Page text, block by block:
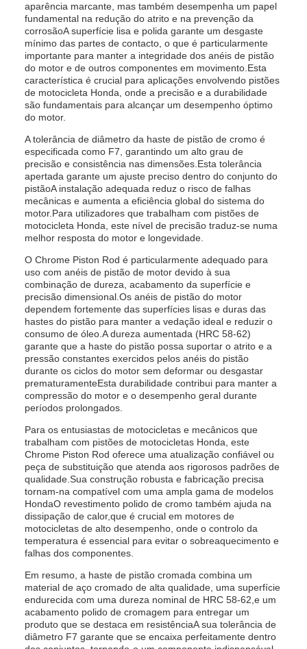
aparência marcante, mas também desempenha um papel
fundamental na redução do atrito e na prevenção da
corrosãoA superfície lisa e polida garante um desgaste
mínimo das partes de contacto, o que é particularmente
importante para manter a integridade dos anéis de pistão
do motor e de outros componentes em movimento.Esta
característica é crucial para aplicações envolvendo pistões
de motocicleta Honda, onde a precisão e a durabilidade
são fundamentais para alcançar um desempenho óptimo
do motor.
A tolerância de diâmetro da haste de pistão de cromo é
especificada como F7, garantindo um alto grau de
precisão e consistência nas dimensões.Esta tolerância
apertada garante um ajuste preciso dentro do conjunto do
pistãoA instalação adequada reduz o risco de falhas
mecânicas e aumenta a eficiência global do sistema do
motor.Para utilizadores que trabalham com pistões de
motocicleta Honda, este nível de precisão traduz-se numa
melhor resposta do motor e longevidade.
O Chrome Piston Rod é particularmente adequado para
uso com anéis de pistão de motor devido à sua
combinação de dureza, acabamento da superfície e
precisão dimensional.Os anéis de pistão do motor
dependem fortemente das superfícies lisas e duras das
hastes do pistão para manter a vedação ideal e reduzir o
consumo de óleo.A dureza aumentada (HRC 58-62)
garante que a haste do pistão possa suportar o atrito e a
pressão constantes exercidos pelos anéis do pistão
durante os ciclos do motor sem deformar ou desgastar
prematuramenteEsta durabilidade contribui para manter a
compressão do motor e o desempenho geral durante
períodos prolongados.
Para os entusiastas de motocicletas e mecânicos que
trabalham com pistões de motocicletas Honda, este
Chrome Piston Rod oferece uma atualização confiável ou
peça de substituição que atenda aos rigorosos padrões de
qualidade.Sua construção robusta e fabricação precisa
tornam-na compatível com uma ampla gama de modelos
HondaO revestimento polido de cromo também ajuda na
dissipação de calor,que é crucial em motores de
motocicletas de alto desempenho, onde o controlo da
temperatura é essencial para evitar o sobreaquecimento e
falhas dos componentes.
Em resumo, a haste de pistão cromada combina um
material de aço cromado de alta qualidade, uma superfície
endurecida com uma dureza nominal de HRC 58-62,e um
acabamento polido de cromagem para entregar um
produto que se destaca em resistênciaA sua tolerância de
diâmetro F7 garante que se encaixa perfeitamente dentro